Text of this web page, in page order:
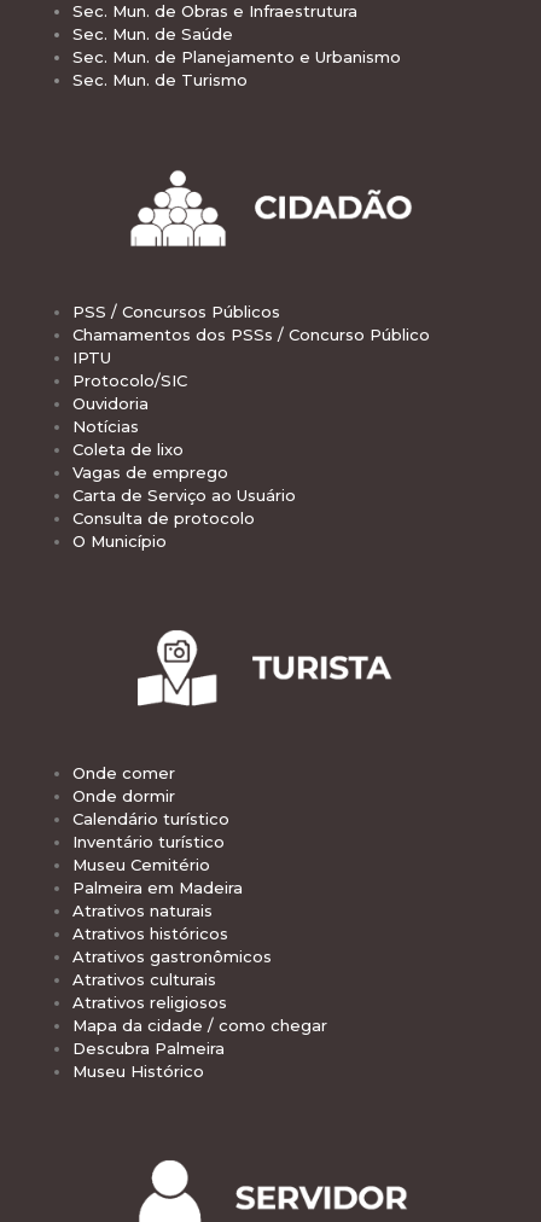
Sec. Mun. de Obras e Infraestrutura
Sec. Mun. de Saúde
Sec. Mun. de Planejamento e Urbanismo
Sec. Mun. de Turismo
PSS / Concursos Públicos
Chamamentos dos PSSs / Concurso Público
IPTU
Protocolo/SIC
Ouvidoria
Notícias
Coleta de lixo
Vagas de emprego
Carta de Serviço ao Usuário
Consulta de protocolo
O Município
Onde comer
Onde dormir
Calendário turístico
Inventário turístico
Museu Cemitério
Palmeira em Madeira
Atrativos naturais
Atrativos históricos
Atrativos gastronômicos
Atrativos culturais
Atrativos religiosos
Mapa da cidade / como chegar
Descubra Palmeira
Museu Histórico